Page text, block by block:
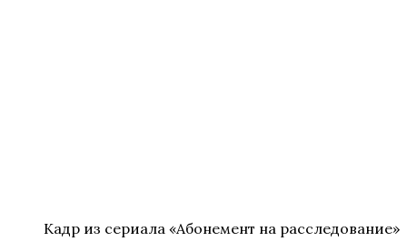
Кадр из сериала «Абонемент на расследование»